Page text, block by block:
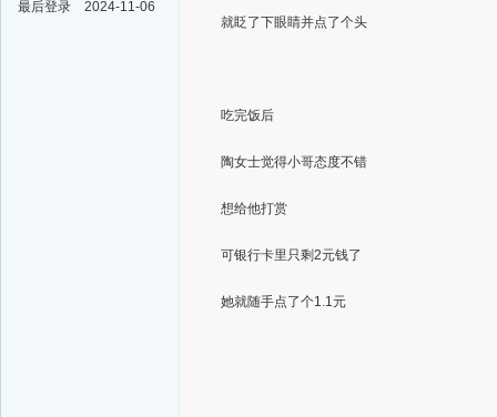
最后登录
2024-11-06
就眨了下眼睛并点了个头
吃完饭后
陶女士觉得小哥态度不错
想给他打赏
可银行卡里只剩2元钱了
她就随手点了个1.1元